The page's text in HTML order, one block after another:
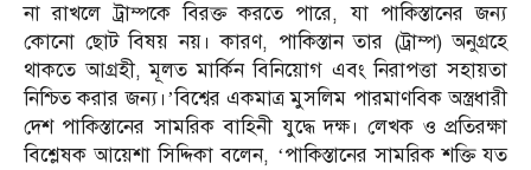
না রাখলে ট্রাম্পকে বিরক্ত করতে পারে, যা পাকিস্তানের জন্য
কোনো ছোট বিষয় নয়। কারণ, পাকিস্তান তার (ট্রাম্প) অনুগ্রহে
থাকতে আগ্রহী, মূলত মার্কিন বিনিয়োগ এবং নিরাপত্তা সহায়তা
নিশ্চিত করার জন্য।’বিশ্বের একমাত্র মুসলিম পারমাণবিক অস্ত্রধারী
দেশ পাকিস্তানের সামরিক বাহিনী যুদ্ধে দক্ষ। লেখক ও প্রতিরক্ষা
বিশ্লেষক আয়েশা সিদ্দিকা বলেন, ‘পাকিস্তানের সামরিক শক্তি যত